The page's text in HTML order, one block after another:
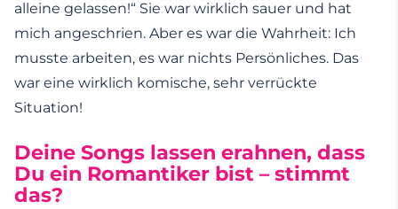
alleine gelassen!“ Sie war wirklich sauer und hat
mich angeschrien. Aber es war die Wahrheit: Ich
musste arbeiten, es war nichts Persönliches. Das
war eine wirklich komische, sehr verrückte
Situation!
Deine Songs lassen erahnen, dass
Du ein Romantiker bist – stimmt
das?